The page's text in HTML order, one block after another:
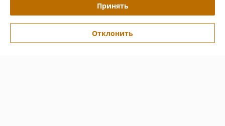
Полная версия сайта
Политика обработки cookies
Принять
Отклонить